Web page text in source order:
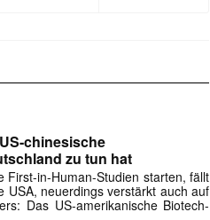
chinesische
zu tun hat
First-in-Human-Studien starten, fällt
USA, neuerdings verstärkt auch auf
Das US-amerikanische Biotech-